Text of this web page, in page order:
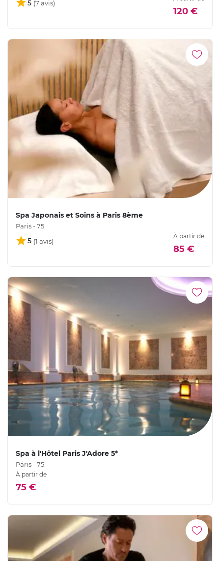
5
120 €
Spa Japonais et Soins à Paris 8ème
Paris - 75
5
À partir de
85 €
Spa à l'Hôtel Paris J'Adore 5*
Paris - 75
À partir de
75 €